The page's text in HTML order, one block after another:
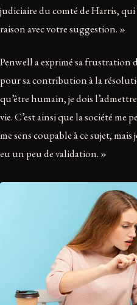
judiciaire du comté de Harris, qui
raison avec votre suggestion. »
Penwell a exprimé sa frustration
pour sa contribution à la
qu’être humain, je dois
vie. C’est ainsi que la société me
me sens coupable à ce sujet, mais
eu un peu de validation. »